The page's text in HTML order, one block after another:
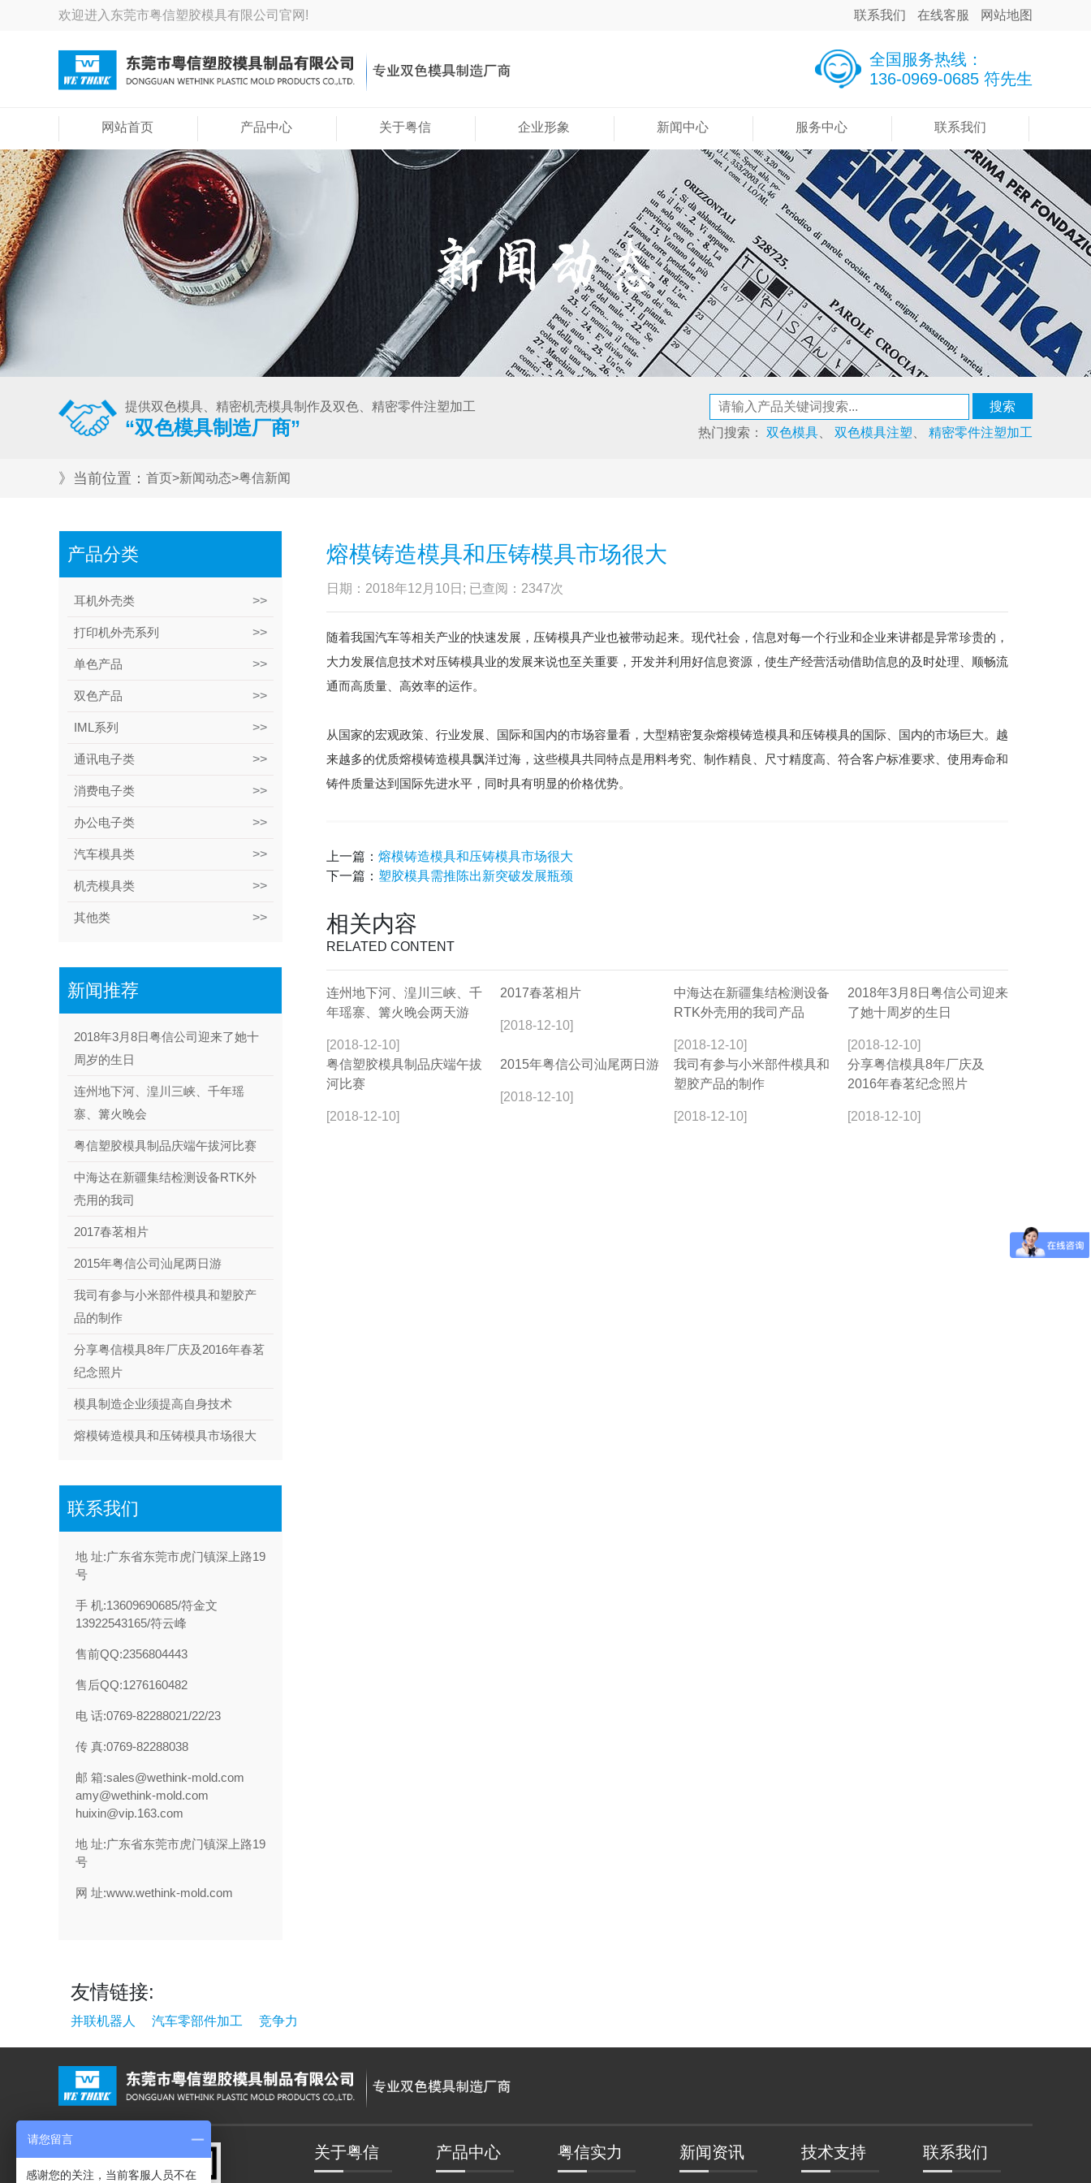
欢迎进入东莞市粤信塑胶模具有限公司官网! 联系我们 在线客服 网站地图
全国服务热线：
136-0969-0685 符先生
网站首页 产品中心 关于粤信 企业形象 新闻中心 服务中心 联系我们
提供双色模具、精密机壳模具制作及双色、精密零件注塑加工
“双色模具制造厂商” 热门搜索： 双色模具 双色模具注塑 精密零件注塑加工
》当前位置： 首页>新闻动态>粤信新闻
产品分类
耳机外壳类
打印机外壳系列
单色产品
双色产品
IML系列
通讯电子类
消费电子类
办公电子类
汽车模具类
机壳模具类
其他类
新闻推荐
2018年3月8日粤信公司迎来了她十
周岁的生日
连州地下河、湟川三峡、千年瑶
寨、篝火晚会
粤信塑胶模具制品庆端午拔河比赛
中海达在新疆集结检测设备RTK外
壳用的我司
2017春茗相片
2015年粤信公司汕尾两日游
我司有参与小米部件模具和塑胶产
品的制作
分享粤信模具8年厂庆及2016年春茗
纪念照片
模具制造企业须提高自身技术
熔模铸造模具和压铸模具市场很大
联系我们
地 址:广东省东莞市虎门镇深上路19
号
手 机:13609690685/符金文
13922543165/符云峰
售前QQ:2356804443
售后QQ:1276160482
电 话:0769-82288021/22/23
传 真:0769-82288038
邮 箱:sales@wethink-mold.com
amy@wethink-mold.com
huixin@vip.163.com
地 址:广东省东莞市虎门镇深上路19
号
网 址:www.wethink-mold.com
熔模铸造模具和压铸模具市场很大
日期：2018年12月10日; 已查阅：2347次
随着我国汽车等相关产业的快速发展，压铸模具产业也被带动起来。现代社会，信息对每一个行业和企业来讲都是异常珍贵的，
大力发展信息技术对压铸模具业的发展来说也至关重要，开发并利用好信息资源，使生产经营活动借助信息的及时处理、顺畅流
通而高质量、高效率的运作。
从国家的宏观政策、行业发展、国际和国内的市场容量看，大型精密复杂熔模铸造模具和压铸模具的国际、国内的市场巨大。越
来越多的优质熔模铸造模具飘洋过海，这些模具共同特点是用料考究、制作精良、尺寸精度高、符合客户标准要求、使用寿命和
铸件质量达到国际先进水平，同时具有明显的价格优势。
上一篇： 熔模铸造模具和压铸模具市场很大
下一篇： 塑胶模具需推陈出新突破发展瓶颈
相关内容
RELATED CONTENT
连州地下河、湟川三峡、千
年瑶寨、篝火晚会两天游
[2018-12-10]
2017春茗相片
[2018-12-10]
中海达在新疆集结检测设备
RTK外壳用的我司产品
[2018-12-10]
2018年3月8日粤信公司迎来
了她十周岁的生日
[2018-12-10]
粤信塑胶模具制品庆端午拔
河比赛
[2018-12-10]
2015年粤信公司汕尾两日游
[2018-12-10]
我司有参与小米部件模具和
塑胶产品的制作
[2018-12-10]
分享粤信模具8年厂庆及
2016年春茗纪念照片
[2018-12-10]
友情链接:
并联机器人 汽车零部件加工 竞争力
关于粤信 产品中心 粤信实力 新闻资讯 技术支持 联系我们
请您留言
感谢您的关注，当前客服人员不在